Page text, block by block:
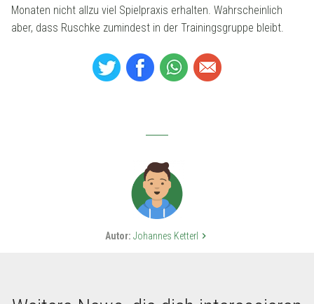
Monaten nicht allzu viel Spielpraxis erhalten. Wahrscheinlich
aber, dass Ruschke zumindest in der Trainingsgruppe bleibt.
Autor: Johannes Ketterl keyboard_arrow_right